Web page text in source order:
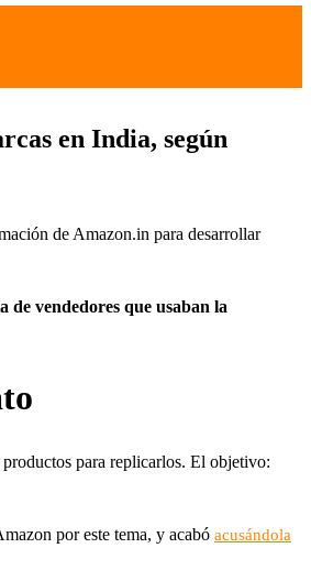
en India, según
de Amazon.in para desarrollar
de vendedores que usaban la
para replicarlos. El objetivo:
por este tema, y acabó acusándola